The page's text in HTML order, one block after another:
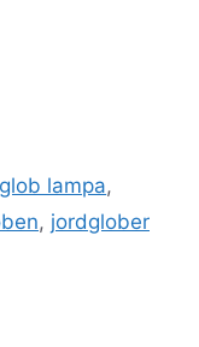
lampa,
, jordglober